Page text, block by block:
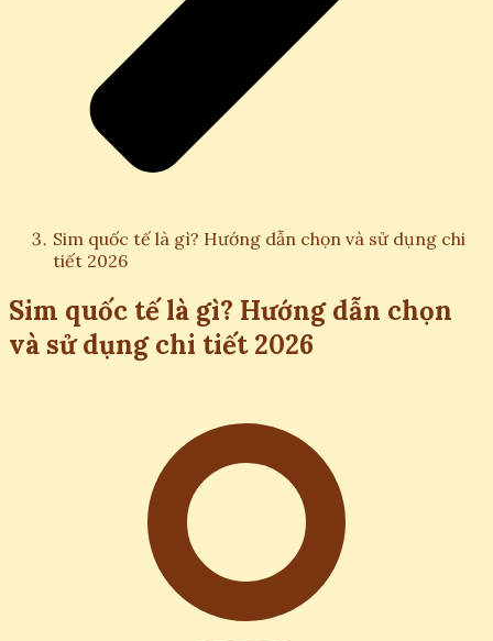
Sim quốc tế là gì? Hướng dẫn chọn và sử dụng chi
tiết 2026
Sim quốc tế là gì? Hướng dẫn chọn
và sử dụng chi tiết 2026